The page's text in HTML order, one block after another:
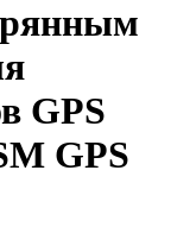
GPS
GPS